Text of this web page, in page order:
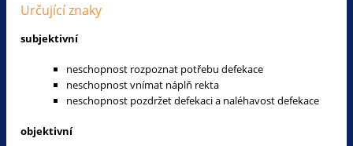
Určující znaky
subjektivní
neschopnost rozpoznat potřebu defekace
neschopnost vnímat náplň rekta
neschopnost pozdržet defekaci a naléhavost defekace
objektivní